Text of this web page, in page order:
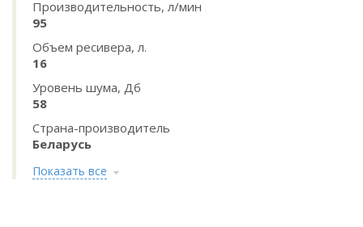
Производительность, л/мин
95
Объем ресивера, л.
16
Уровень шума, Дб
58
Страна-производитель
Беларусь
Показать все